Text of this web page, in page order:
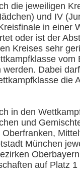
die jeweiligen
und IV
in einer
oder ist der
Kreises sehr
vom
Dabei
die
in den
und
München
auf Platz